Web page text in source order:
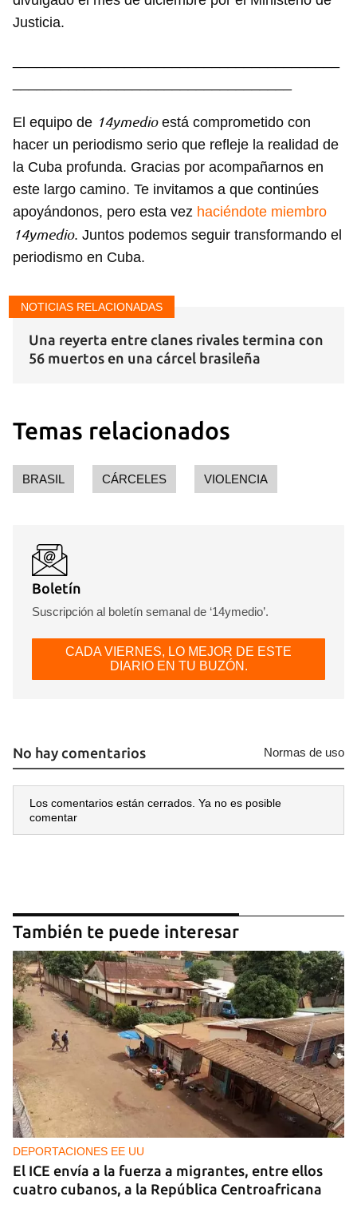
Justicia.
El equipo de 14ymedioestá comprometido con
hacer un periodismo serio que refleje la realidad de
la Cuba profunda. Gracias por acompañarnos en
este largo camino. Te invitamos a que continúes
apoyándonos, pero esta vez haciéndote miembro
14ymedio. Juntos podemos seguir transformando el
periodismo en Cuba.
NOTICIAS RELACIONADAS
Una reyerta entre clanes rivales termina con
56 muertos en una cárcel brasileña
Temas relacionados
BRASIL CÁRCELES VIOLENCIA
Boletín
Suscripción al boletín semanal de ‘14ymedio’.
CADA VIERNES, LO MEJOR DE ESTE
DIARIO EN TU BUZÓN.
No hay comentarios Normas de uso
Los comentarios están cerrados. Ya no es posible
comentar
También te puede interesar
DEPORTACIONES EE UU
El ICE envía a la fuerza a migrantes, entre ellos
cuatro cubanos, a la República Centroafricana